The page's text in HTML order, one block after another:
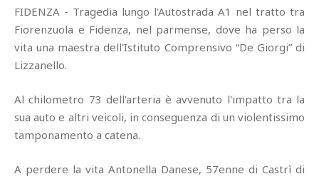
FIDENZA - Tragedia lungo l'Autostrada A1 nel tratto tra
Fiorenzuola e Fidenza, nel parmense, dove ha perso la
vita una maestra dell'Istituto Comprensivo “De Giorgi” di
Lizzanello.
Al chilometro 73 dell'arteria è avvenuto l'impatto tra la
sua auto e altri veicoli, in conseguenza di un violentissimo
tamponamento a catena.
A perdere la vita Antonella Danese, 57enne di Castrì di